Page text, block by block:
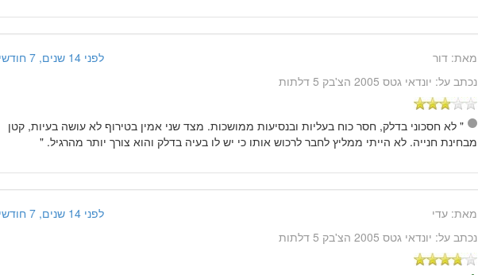
מאת:דור
לפני 14 שנים, 7 חודשים
נכתב על: יונדאי גטס 2005 הצ'בק 5 דלתות
" לא חסכוני בדלק, חסר כוח בעליות ובנסיעות ממושכות. מצד שני אמין בטירוף לא עושה בעיות, קטן
מבחינת חנייה. לא הייתי ממליץ לחבר לרכוש אותו כי יש לו בעיה בדלק והוא צורך יותר מהרגיל. "
מאת:עדי
לפני 14 שנים, 7 חודשים
נכתב על: יונדאי גטס 2005 הצ'בק 5 דלתות